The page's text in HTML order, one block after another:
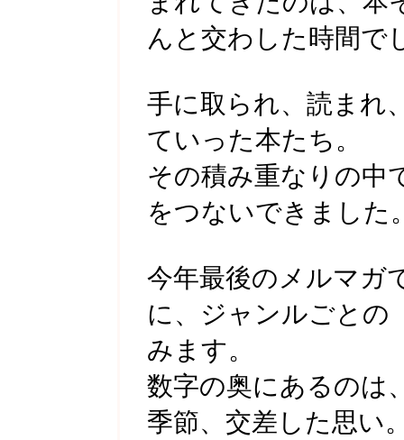
んと交わした時間で
手に取られ、読まれ
ていった本たち。
その積み重なりの中
をつないできました
今年最後のメルマガ
に、ジャンルごとの
みます。
数字の奥にあるのは
季節、交差した思い